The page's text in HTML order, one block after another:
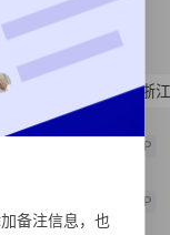
1人 SNP
距今 820 年 卢 浙
SNP
SNP
备注信息，也